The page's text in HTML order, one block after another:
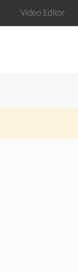
Video Editor